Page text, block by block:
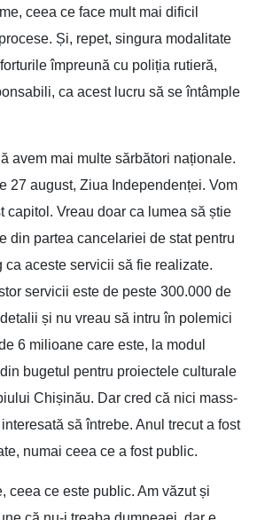
ceea ce face mult mai dificil
Și, repet, singura modalitate
împreună cu poliția rutieră,
ca acest lucru să se întâmple
avem mai multe sărbători naționale.
27 august, Ziua Independenței. Vom
capitol. Vreau doar ca lumea să știe
din partea cancelariei de stat pentru
ca aceste servicii să fie realizate.
servicii este de peste 300.000 de
și nu vreau să intru în polemici
6 milioane care este, la modul
bugetul pentru proiectele culturale
Chișinău. Dar cred că nici mass-
să întrebe. Anul trecut a fost
numai ceea ce a fost public.
ceea ce este public. Am văzut și